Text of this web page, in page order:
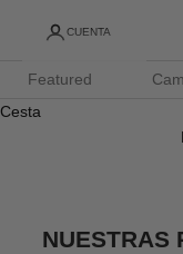
CUENTA
Featured
Cesta
NUESTRAS